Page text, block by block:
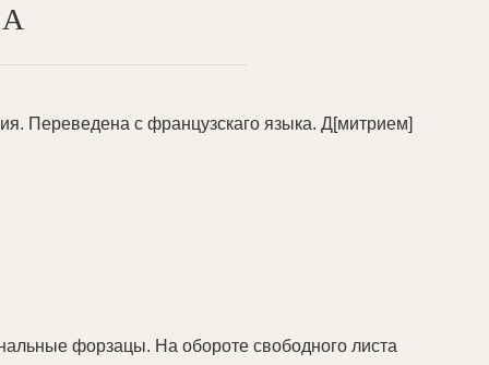
Переведена с французскаго языка. Д[митрием]
форзацы. На обороте свободного листа